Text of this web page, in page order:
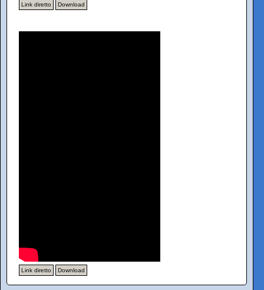
Link diretto Download
Link diretto Download